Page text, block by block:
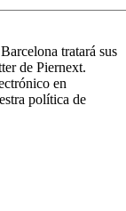
tratará sus
de Piernext.
en
política de